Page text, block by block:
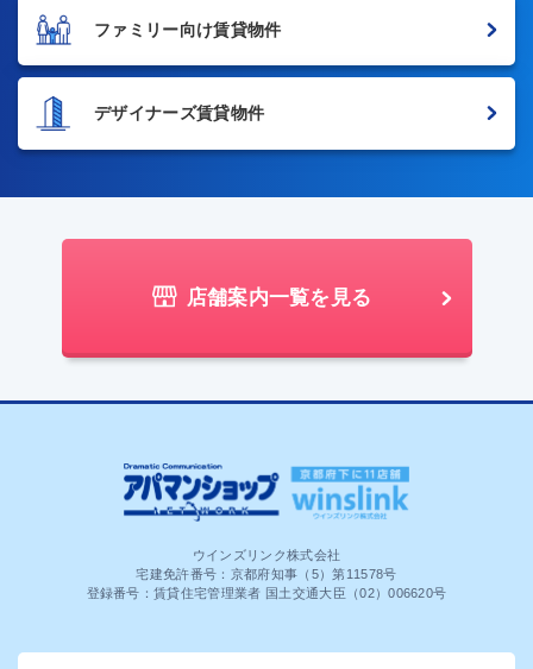
ファミリー向け賃貸物件
デザイナーズ賃貸物件
店舗案内一覧を見る
ウインズリンク株式会社
宅建免許番号：京都府知事（5）第11578号
登録番号：賃貸住宅管理業者 国土交通大臣（02）006620号